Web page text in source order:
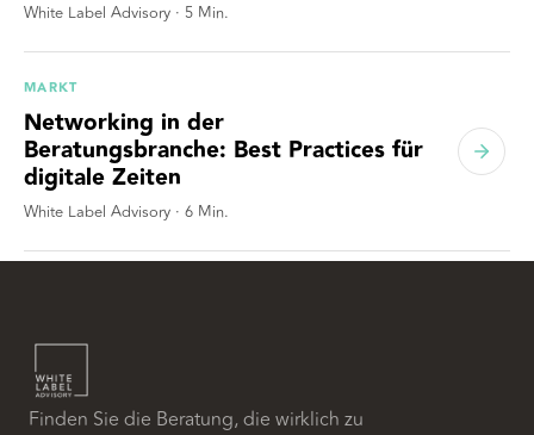
White Label Advisory · 5 Min.
MARKT
Networking in der
Beratungsbranche: Best Practices für
digitale Zeiten
White Label Advisory · 6 Min.
Finden Sie die Beratung, die wirklich zu